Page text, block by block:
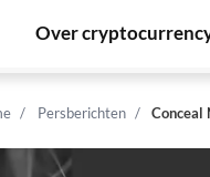
Over
Persberichten Conceal